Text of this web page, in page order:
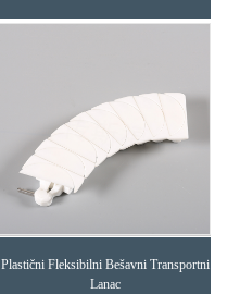
Plastični Fleksibilni Bešavni Transportni
Lanac